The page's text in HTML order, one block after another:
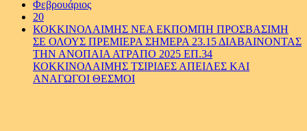
Φεβρουάριος
20
ΚΟΚΚΙΝΟΛΑΙΜΗΣ ΝΕΑ ΕΚΠΟΜΠΗ ΠΡΟΣΒΑΣΙΜΗ
ΣΕ ΟΛΟΥΣ ΠΡΕΜΙΕΡΑ ΣΗΜΕΡΑ 23.15 ΔΙΑΒΑΙΝΟΝΤΑΣ
ΤΗΝ ΑΝΟΠΑΙΑ ΑΤΡΑΠΟ 2025 ΕΠ.34
ΚΟΚΚΙΝΟΛΑΙΜΗΣ ΤΣΙΡΙΔΕΣ ΑΠΕΙΛΕΣ ΚΑΙ
ΑΝΑΓΩΓΟΙ ΘΕΣΜΟΙ